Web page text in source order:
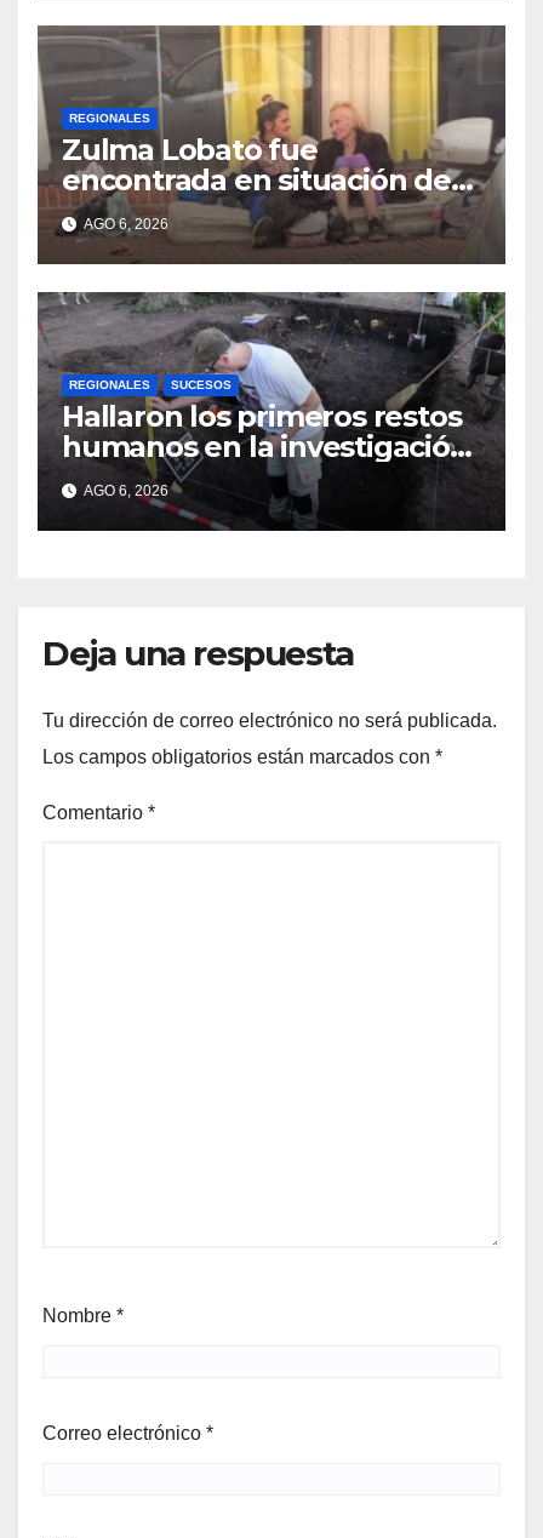
REGIONALES
Zulma Lobato fue
encontrada en situación de
calle en Paraná
AGO 6, 2026
REGIONALES SUCESOS
Hallaron los primeros restos
humanos en la investigación
por la Masacre Indígena de
San Antonio de Obligado
AGO 6, 2026
Deja una respuesta
Tu dirección de correo electrónico no será publicada.
Los campos obligatorios están marcados con *
Comentario *
Nombre *
Correo electrónico *